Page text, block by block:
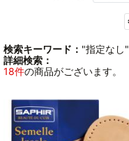
検索キーワード： "指定なし"
詳細検索：
18件の商品がございます。